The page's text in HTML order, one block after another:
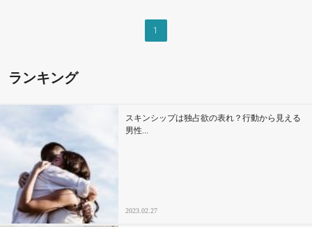
1
ランキング
スキンシップは独占欲の表れ？行動から見える
男性...
2023.02.27